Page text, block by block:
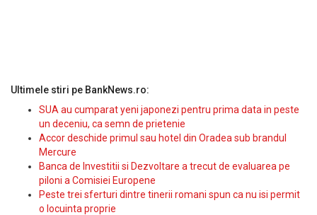
Ultimele stiri pe BankNews.ro:
SUA au cumparat yeni japonezi pentru prima data in peste
un deceniu, ca semn de prietenie
Accor deschide primul sau hotel din Oradea sub brandul
Mercure
Banca de Investitii si Dezvoltare a trecut de evaluarea pe
piloni a Comisiei Europene
Peste trei sferturi dintre tinerii romani spun ca nu isi permit
o locuinta proprie